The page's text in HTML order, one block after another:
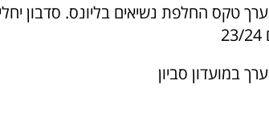
13.7 ייערך טקס החלפת נשיאים בליונס.
במועדון סביון